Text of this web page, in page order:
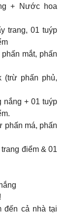
+ Nước hoa
trang, 01 tuýp
mắt, phấn
(trừ phấn phủ,
nắng + 01 tuýp
phấn má, phấn
điểm & 01
đến cả nhà tại